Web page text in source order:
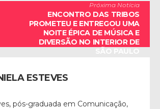
Próxima Notícia
ENCONTRO DAS TRIBOS
PROMETEU E ENTREGOU UMA
NOITE ÉPICA DE MÚSICA E
DIVERSÃO NO INTERIOR DE
ESTEVES
pós-graduada em Comunicação,